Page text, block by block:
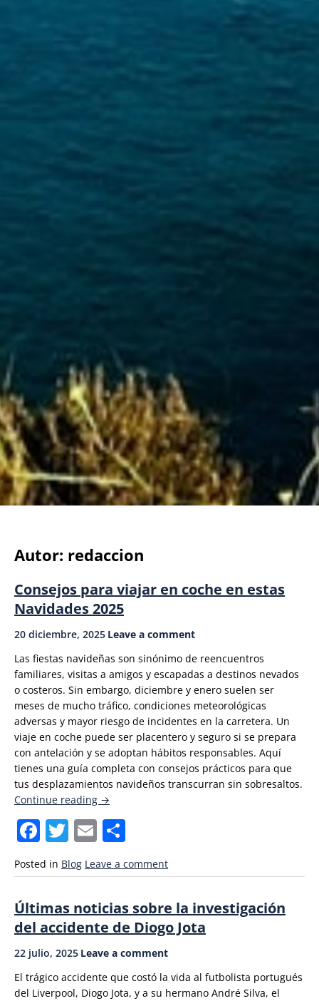
Autor: redaccion
Consejos para viajar en coche en estas
Navidades 2025
20 diciembre, 2025 Leave a comment
Las fiestas navideñas son sinónimo de reencuentros
familiares, visitas a amigos y escapadas a destinos nevados
o costeros. Sin embargo, diciembre y enero suelen ser
meses de mucho tráfico, condiciones meteorológicas
adversas y mayor riesgo de incidentes en la carretera. Un
viaje en coche puede ser placentero y seguro si se prepara
con antelación y se adoptan hábitos responsables. Aquí
tienes una guía completa con consejos prácticos para que
tus desplazamientos navideños transcurran sin sobresaltos.
Continue reading «Consejos
viajar
en
coche
en
Navidades
2025»
→
Facebook
Twitter
Email
Posted in Blog Leave a comment
Últimas noticias sobre la investigación
del accidente de Diogo Jota
22 julio, 2025 Leave a comment
El trágico accidente que costó la vida al futbolista portugués
del Liverpool, Diogo Jota, y a su hermano André Silva, el